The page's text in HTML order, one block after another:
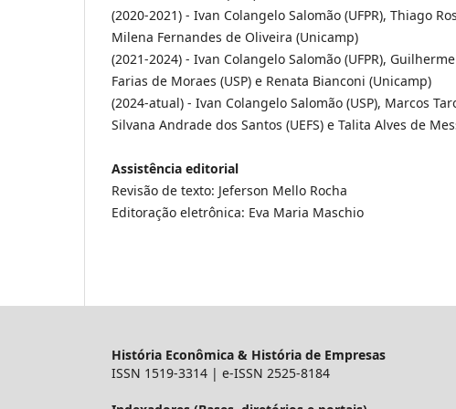
(2020-2021) - Ivan Colangelo Salomão (UFPR), Thiago
Milena Fernandes de Oliveira (Unicamp)
(2021-2024) - Ivan Colangelo Salomão (UFPR),
Farias de Moraes (USP) e Renata Bianconi (Unicamp)
(2024-atual) - Ivan Colangelo Salomão (USP), Marcos
Silvana Andrade dos Santos (UEFS) e Talita Alves de
Assistência editorial
Revisão de texto: Jeferson Mello Rocha
Editoração eletrônica: Eva Maria Maschio
História Econômica & História de Empresas
ISSN 1519-3314 | e-ISSN 2525-8184